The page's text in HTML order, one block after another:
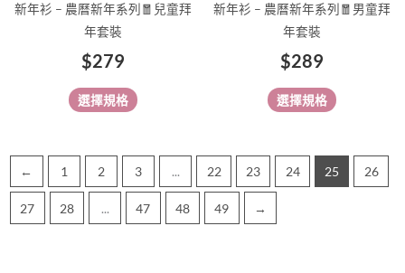
新年衫 – 農曆新年系列🧧兒童拜
年套裝
$279
選擇規格
頁
面
選
擇
選
新年衫 – 農曆新年系列🧧男童拜
年套裝
$289
選擇規格
頁
面
選
擇
選
← 1 2 3 ... 22 23 24 25 26
27 28 ... 47 48 49 →